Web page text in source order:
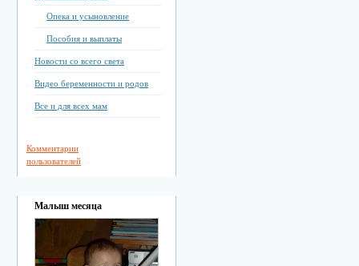
Опека и усыновление
Пособия и выплаты
Новости со всего света
Видео беременности и родов
Все и для всех мам
Комментарии
пользователей
Малыш месяца